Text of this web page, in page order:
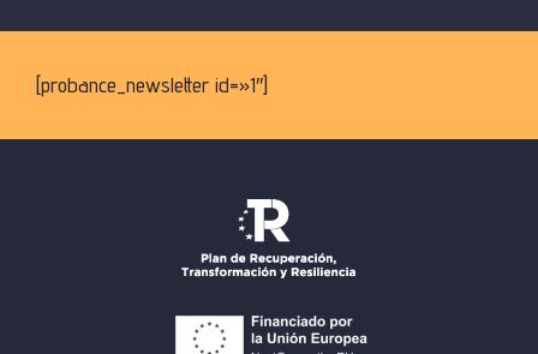
[probance_newsletter id=»1″]